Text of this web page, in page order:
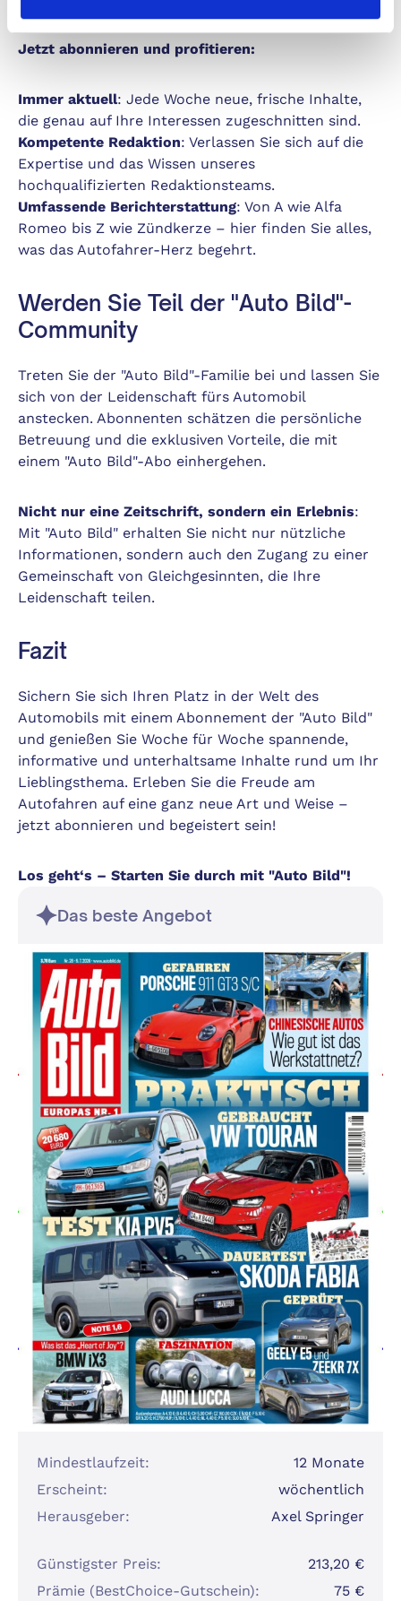
Jetzt abonnieren und profitieren:
Immer aktuell: Jede Woche neue, frische Inhalte,
die genau auf Ihre Interessen zugeschnitten sind.
Kompetente Redaktion: Verlassen Sie sich auf die
Expertise und das Wissen unseres
hochqualifizierten Redaktionsteams.
Umfassende Berichterstattung: Von A wie Alfa
Romeo bis Z wie Zündkerze – hier finden Sie alles,
was das Autofahrer-Herz begehrt.
Werden Sie Teil der "Auto Bild"-
Community
Treten Sie der "Auto Bild"-Familie bei und lassen Sie
sich von der Leidenschaft fürs Automobil
anstecken. Abonnenten schätzen die persönliche
Betreuung und die exklusiven Vorteile, die mit
einem "Auto Bild"-Abo einhergehen.
Nicht nur eine Zeitschrift, sondern ein Erlebnis:
Mit "Auto Bild" erhalten Sie nicht nur nützliche
Informationen, sondern auch den Zugang zu einer
Gemeinschaft von Gleichgesinnten, die Ihre
Leidenschaft teilen.
Fazit
Sichern Sie sich Ihren Platz in der Welt des
Automobils mit einem Abonnement der "Auto Bild"
und genießen Sie Woche für Woche spannende,
informative und unterhaltsame Inhalte rund um Ihr
Lieblingsthema. Erleben Sie die Freude am
Autofahren auf eine ganz neue Art und Weise –
jetzt abonnieren und begeistert sein!
Los geht‘s – Starten Sie durch mit "Auto Bild"!
Das beste Angebot
Mindestlaufzeit:
12 Monate
Erscheint:
wöchentlich
Herausgeber:
Axel Springer
Günstigster Preis:
213,20 €
Prämie (BestChoice-Gutschein):
75 €